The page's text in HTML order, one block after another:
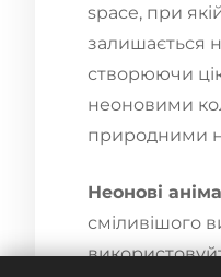
space, при
залишається
створюючи
неоновими
природними
Неонові
сміливішого